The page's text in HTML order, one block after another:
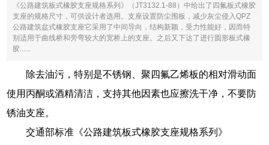
《公路建筑板式橡胶支座规格系列》（JT3132.1-88）中给出了四氟板式橡胶
支座的规格尺寸，可供设计者选用。支座设置防尘围板，减少灰尘侵入QPZ
公路建筑盆式橡胶支座它采用了中间导向，结构新颖，受力性能好，因而特
别适用于曲线桥和旁弯较大的宽桥上的支座。之后又下达了进行圆形板式橡
胶......
除去油污，特别是不锈钢、聚四氟乙烯板的相对滑动面
使用丙酮或酒精清洁，支持其他因素也应擦洗干净，不要防
锈油支座。
交通部标准《公路建筑板式橡胶支座规格系列》